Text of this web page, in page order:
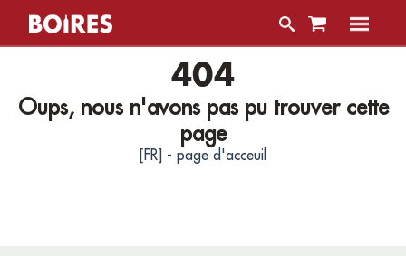
404
Oups, nous n'avons pas pu trouver cette
page
[FR] - page d'acceuil